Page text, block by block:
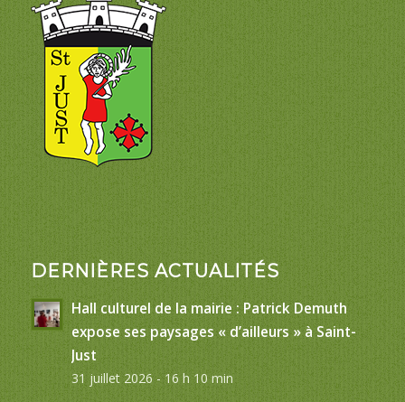
DERNIÈRES ACTUALITÉS
Hall culturel de la mairie : Patrick Demuth
expose ses paysages « d’ailleurs » à Saint-
Just
31 juillet 2026 - 16 h 10 min